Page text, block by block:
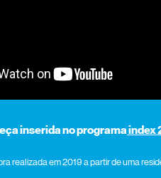
inserida no programaindex
realizada em 2019 a partir de uma